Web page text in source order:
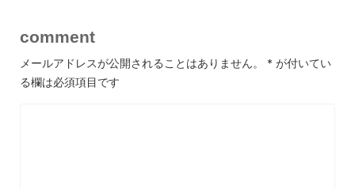
comment
メールアドレスが公開されることはありません。 * が付いてい
る欄は必須項目です